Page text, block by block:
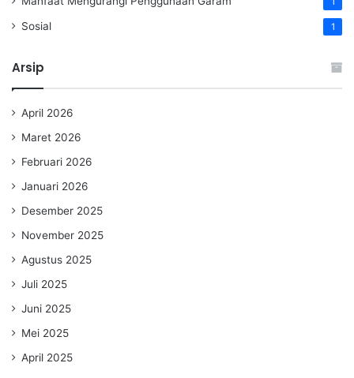
Sosial 1
Arsip
April 2026
Maret 2026
Februari 2026
Januari 2026
Desember 2025
November 2025
Agustus 2025
Juli 2025
Juni 2025
Mei 2025
April 2025